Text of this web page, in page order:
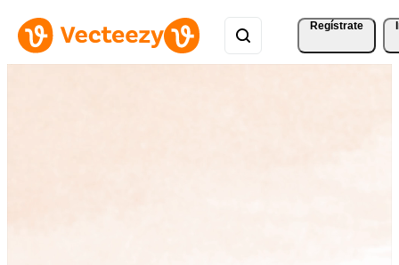
Regístrate